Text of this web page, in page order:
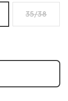
35/38